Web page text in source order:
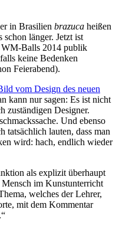
in Brasilien brazuca heißen
länger. Jetzt ist
WM-Balls 2014 publik
keine Bedenken
Feierabend).
vom Design des neuen
kann nur sagen: Es ist nicht
zuständigen Designer.
Und ebenso
tatsächlich lauten, dass man
wird: hach, endlich wieder
als explizit überhaupt
im Kunstunterricht
welches der Lehrer,
mit dem Kommentar